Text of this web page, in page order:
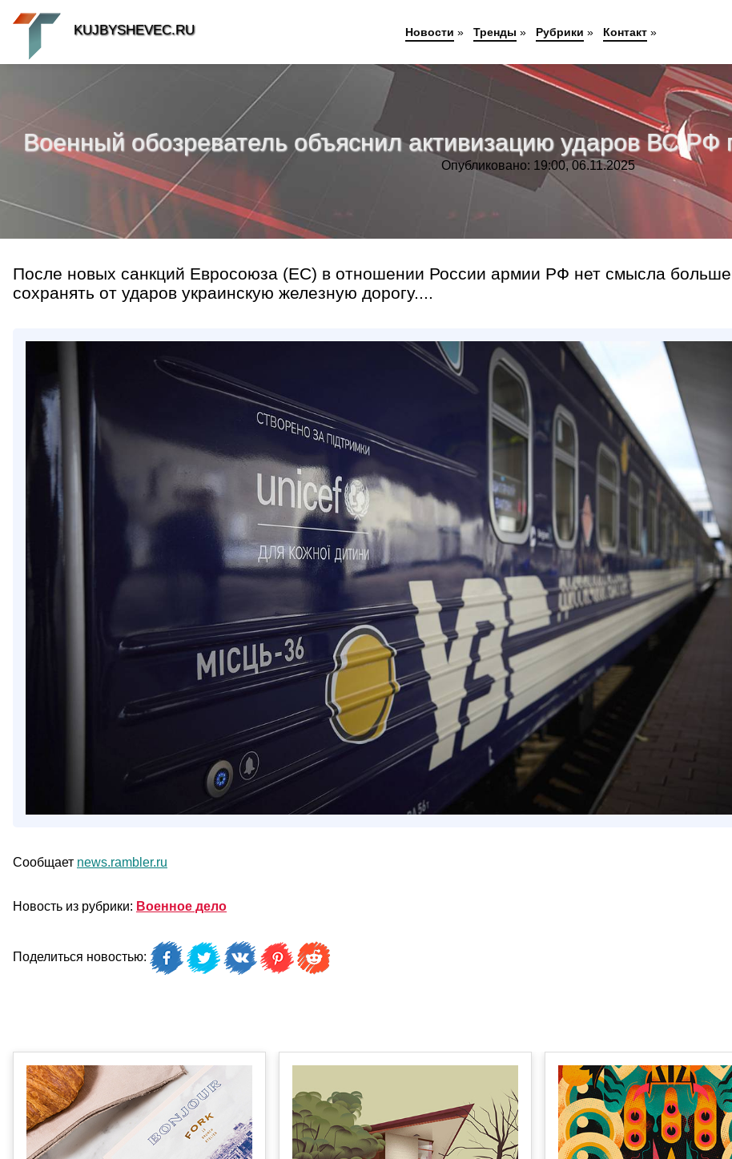
Военный обозреватель объяснил активизацию ударов ВС РФ
Опубликовано: 19:00, 06.11.2025
После новых санкций Евросоюза (ЕС) в отношении России армии РФ нет смысла больше
сохранять от ударов украинскую железную дорогу....
Сообщает news.rambler.ru
Новость из рубрики: Военное дело
Поделиться новостью:
KUJBYSHEVEC.RU Новости » Тренды » Рубрики » Контакт»